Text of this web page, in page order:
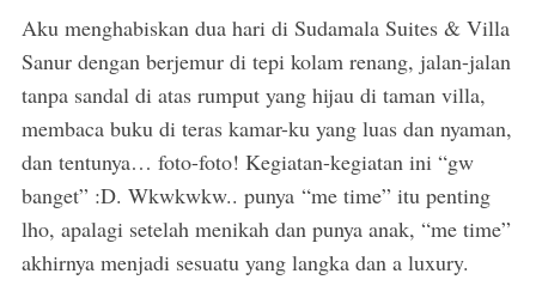
Aku menghabiskan dua hari di Sudamala Suites & Villa
Sanur dengan berjemur di tepi kolam renang, jalan-jalan
tanpa sandal di atas rumput yang hijau di taman villa,
membaca buku di teras kamar-ku yang luas dan nyaman,
dan tentunya… foto-foto! Kegiatan-kegiatan ini “gw
banget” :D. Wkwkwkw.. punya “me time” itu penting
lho, apalagi setelah menikah dan punya anak, “me time”
akhirnya menjadi sesuatu yang langka dan a luxury.